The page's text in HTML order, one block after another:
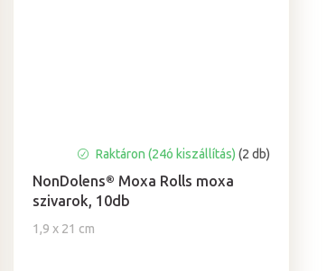
NonDolens® Moxa Rolls moxa
szivarok, 10db
1,9 x 21 cm
Raktáron (24ó kiszállítás) (2 db)